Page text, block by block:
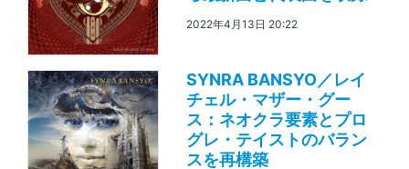
2022年4月13日 20:22
SYNRA BANSYO／レイ
チェル・マザー・グー
ス：ネオクラ要素とプロ
グレ・テイストのバラン
スを再構築